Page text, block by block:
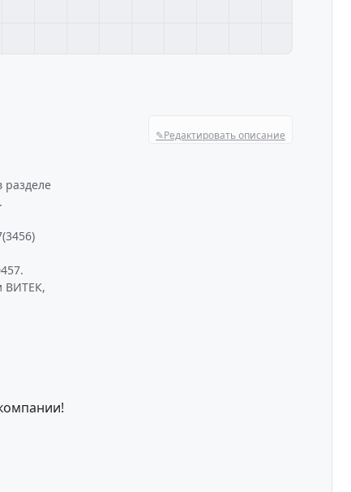
✎Редактировать описание
разделе
ВИТЕК,